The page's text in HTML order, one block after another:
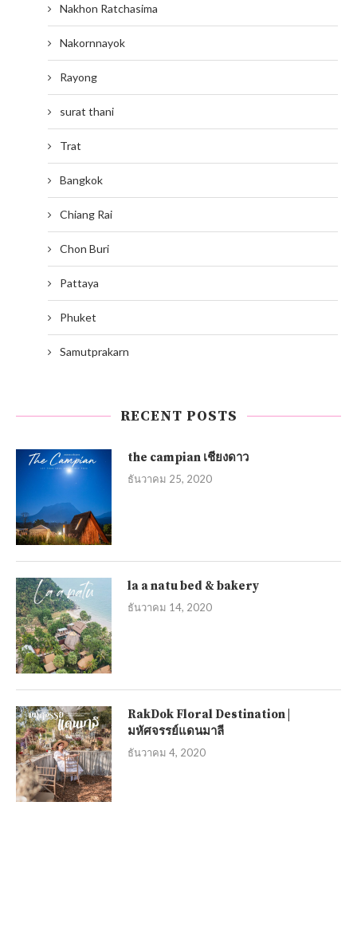
Nakhon Ratchasima
Nakornnayok
Rayong
surat thani
Trat
Bangkok
Chiang Rai
Chon Buri
Pattaya
Phuket
Samutprakarn
RECENT POSTS
the campian เชียงดาว
ธันวาคม 25, 2020
la a natu bed & bakery
ธันวาคม 14, 2020
RakDok Floral Destination |
มหัศจรรย์แดนมาลี
ธันวาคม 4, 2020